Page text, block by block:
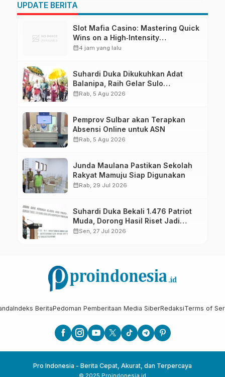
UPDATE BERITA
Slot Mafia Casino: Mastering Quick
Wins on a High‑Intensity
Playground
calendar_month4 jam yang lalu
Suhardi Duka Dikukuhkan Adat
Balanipa, Raih Gelar Sulo
Tappidena
calendar_monthRab, 5 Agu 2026
Pemprov Sulbar akan Terapkan
Absensi Online untuk ASN
calendar_monthRab, 5 Agu 2026
Junda Maulana Pastikan Sekolah
Rakyat Mamuju Siap Digunakan
calendar_monthRab, 29 Jul 2026
Suhardi Duka Bekali 1.476 Patriot
Muda, Dorong Hasil Riset Jadi
Dasar Kebijakan Transmigrasi
calendar_monthSen, 27 Jul 2026
Indeks BeritaPedoman Pemberitaan Media SiberRedaksiTerms of
Pro Indonesia - Berita Cepat, Akurat, dan Terpercaya
© 2025 Proindonesia.id